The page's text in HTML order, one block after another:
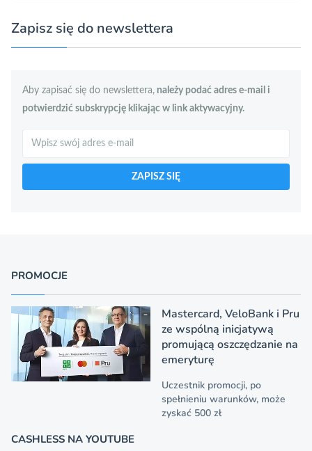
Zapisz się do newslettera
Aby zapisać się do newslettera, należy podać adres e-mail i
potwierdzić subskrypcję klikając w link aktywacyjny.
ZAPISZ SIĘ
PROMOCJE
Mastercard, VeloBank i Pru
ze wspólną inicjatywą
promującą oszczędzanie na
emeryturę
Uczestnik promocji, po
spełnieniu warunków, może
zyskać 500 zł
CASHLESS NA YOUTUBE